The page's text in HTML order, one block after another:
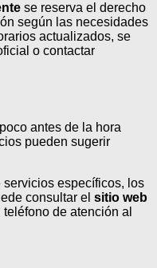
se reserva el derecho
según las necesidades
actualizados, se
o contactar
antes de la hora
pueden sugerir
específicos, los
consultar el sitio web
de atención al